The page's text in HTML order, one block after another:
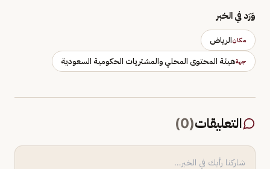
وَرَد في الخبر
مكانالرياض
جهةهيئة المحتوى المحلي والمشتريات الحكومية السعودية
التعليقات(
0
)